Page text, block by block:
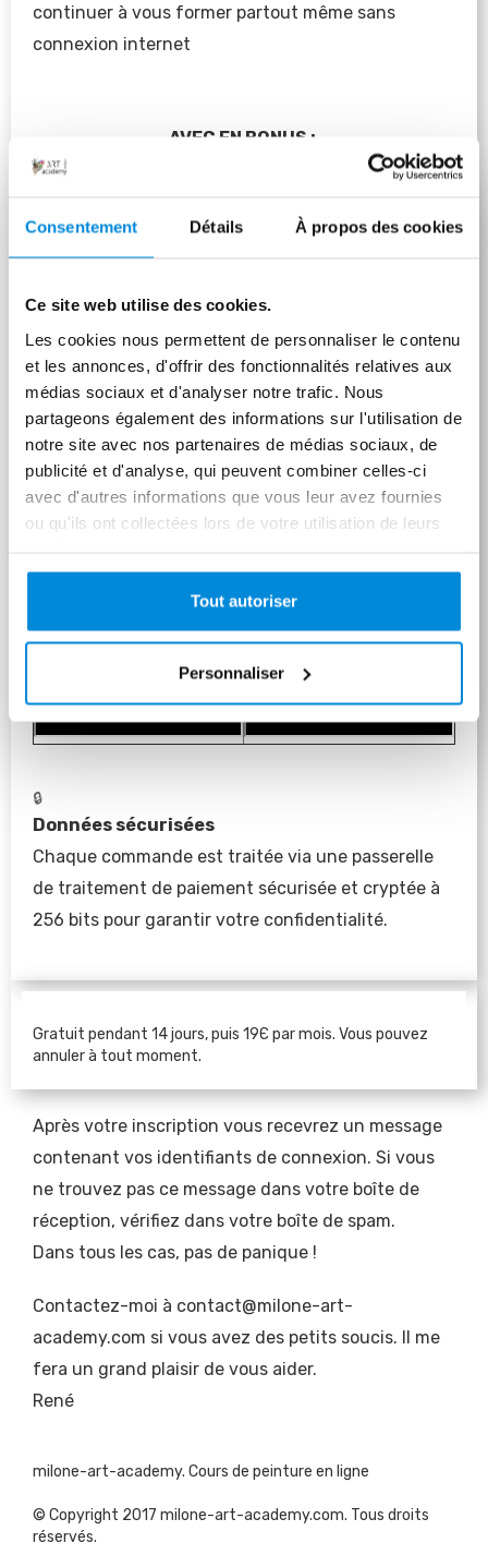
Consentement Détails À propos des cookies
Ce site web utilise des cookies.
Les cookies nous permettent de personnaliser le contenu
et les annonces, d'offrir des fonctionnalités relatives aux
médias sociaux et d'analyser notre trafic. Nous
partageons également des informations sur l'utilisation de
notre site avec nos partenaires de médias sociaux, de
publicité et d'analyse, qui peuvent combiner celles-ci
avec d'autres informations que vous leur avez fournies
ou qu'ils ont collectées lors de votre utilisation de leurs
Tout autoriser
Personnaliser
continuer à vous former partout même sans
connexion internet
AVEC EN BONUS :
Une série "encyclopédique" de cours dédiée à la
réalisation de chaque couleur et ses nuances.
Des exercices pratiques pour appliquer et
intégrer facilement toutes les notions de la
Une évaluation finale pour tester votre
progression (et revenir si vous le souhaitez aux
notions qui auraient besoin d'être revues).
🔒
Données sécurisées
Chaque commande est traitée via une passerelle
de traitement de paiement sécurisée et cryptée à
256 bits pour garantir votre confidentialité.
Gratuit pendant 14 jours, puis 19Є par mois. Vous pouvez
annuler à tout moment.
Après votre inscription vous recevrez un message
contenant vos identifiants de connexion. Si vous
ne trouvez pas ce message dans votre boîte de
réception, vérifiez dans votre boîte de spam.
Dans tous les cas, pas de panique !
Contactez-moi à contact@milone-art-
academy.com si vous avez des petits soucis. Il me
fera un grand plaisir de vous aider.
René
milone-art-academy. Cours de peinture en ligne
© Copyright 2017 milone-art-academy.com. Tous droits
réservés.